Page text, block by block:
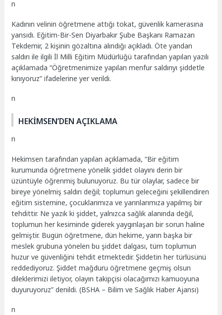
n
Kadının velinin öğretmene attığı tokat, güvenlik kamerasına
yansıdı. Eğitim-Bir-Sen Diyarbakır Şube Başkanı Ramazan
Tekdemir, 2 kişinin gözaltına alındığı açıkladı. Öte yandan
saldırı ile ilgili İl Milli Eğitim Müdürlüğü tarafından yapılan yazılı
açıklamada “Öğretmenimize yapılan menfur saldırıyı şiddetle
kınıyoruz” ifadelerine yer verildi.
n
HEKİMSEN’DEN AÇIKLAMA
n
Hekimsen tarafından yapılan açıklamada, “Bir eğitim
kurumunda öğretmene yönelik şiddet olayını derin bir
üzüntüyle öğrenmiş bulunuyoruz. Bu tür olaylar, sadece bir
bireye yönelmiş saldırı değil; toplumun geleceğini şekillendiren
eğitim sistemine, çocuklarımıza ve yarınlarımıza yapılmış bir
tehdittir. Ne yazık ki şiddet, yalnızca sağlık alanında değil,
toplumun her kesiminde giderek yaygınlaşan bir sorun haline
gelmiştir. Bugün öğretmene, dün hekime, yarın başka bir
meslek grubuna yönelen bu şiddet dalgası, tüm toplumun
huzur ve güvenliğini tehdit etmektedir. Şiddetin her türlüsünü
reddediyoruz. Şiddet mağduru öğretmene geçmiş olsun
dileklerimizi iletiyor, olayın takipçisi olacağımızı kamuoyuna
duyuruyoruz” denildi. (BSHA – Bilim ve Sağlık Haber Ajansı)
n